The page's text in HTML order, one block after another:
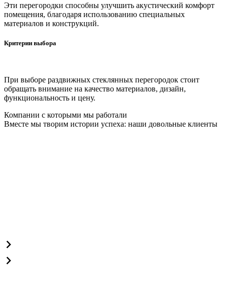
Эти перегородки способны улучшить акустический комфорт
помещения, благодаря использованию специальных
материалов и конструкций.
Критерии выбора
При выборе раздвижных стеклянных перегородок стоит
обращать внимание на качество материалов, дизайн,
функциональность и цену.
Компании с которыми мы работали
Вместе мы творим истории успеха: наши довольные клиенты